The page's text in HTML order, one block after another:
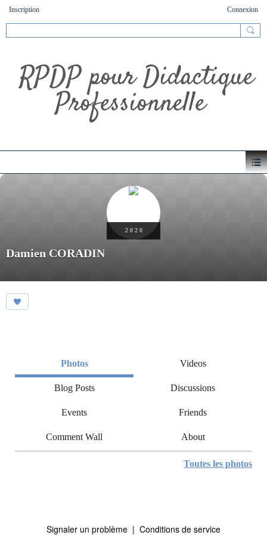
Inscription Connexion
RPDP pour Didactique
Professionnelle
2 0 2 0
Damien CORADIN
Photos Videos
Blog Posts Discussions
Events Friends
Comment Wall About
Toutes les photos
Signaler un problème | Conditions de service